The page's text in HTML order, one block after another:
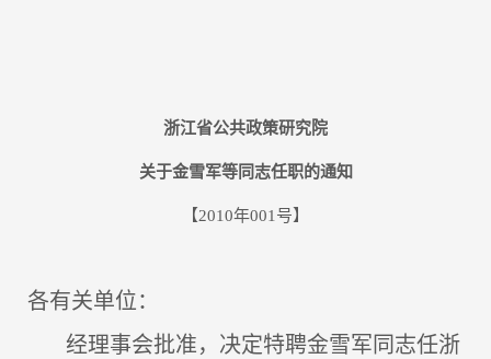
浙江省公共政策研究院
关于金雪军等同志任职的通知
【2010年001号】
各有关单位：
经理事会批准，决定特聘金雪军同志任浙